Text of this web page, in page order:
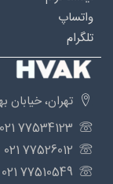
واتساپ
تلگرام
تهران، خیابان
77534123 021
77526012 021
77510549 021